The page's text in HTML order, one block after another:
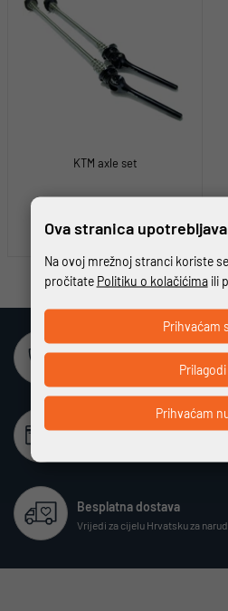
KTM axle set
10,62 €
Sigurna online kupovina
Potpuno zaštićeno i sigurno
Beskamatno plaćanje
Besplatna dostava
Vrijedi za cijelu Hrvatsku za
Ova stranica
Na ovoj mrežnoj stranci koriste
pročitate Politiku o kolačićimaili
Prihvaćam
Prilagodi
Prihvaćam